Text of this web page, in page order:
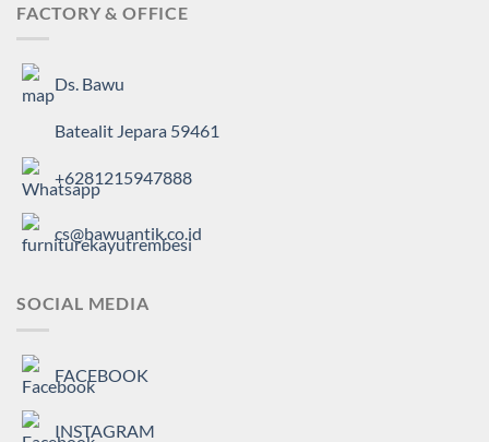
FACTORY & OFFICE
Ds. Bawu
Batealit Jepara 59461
+6281215947888
cs@bawuantik.co.id
SOCIAL MEDIA
FACEBOOK
INSTAGRAM